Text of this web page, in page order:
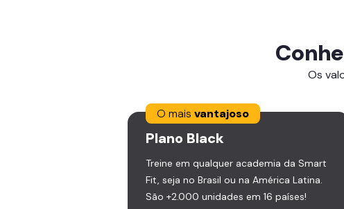
Os
O mais vantajoso
Plano Black
Treine em qualquer academia da Smart
Fit, seja no Brasil ou na América Latina.
São +2.000 unidades em 16 países!